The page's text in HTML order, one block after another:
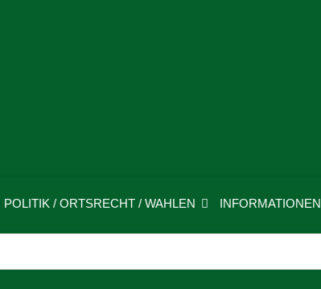
POLITIK / ORTSRECHT / WAHLEN INFORMATIONEN